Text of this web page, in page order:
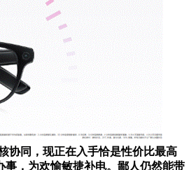
协同，现正在入手恰是性价比最高
事，为欢愉敏捷补电。鄙人仍然能带